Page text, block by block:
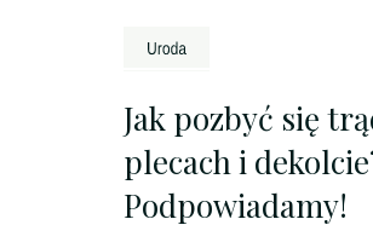
Jak pozbyć się
plecach i
Podpowiadamy!